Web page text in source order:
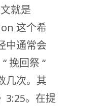
就是
这个希
中通常会
挽回祭 “
几次。其
3:25。在提